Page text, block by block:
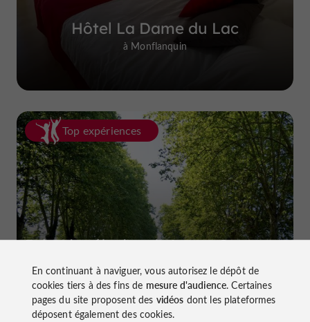
Hôtel La Dame du Lac
à Monflanquin
Top expériences
Faire du vélo dans le Lot-et-Garonne :
En continuant à naviguer, vous autorisez le dépôt de
cookies tiers à des fins de mesure d'audience. Certaines
pages du site proposent des vidéos dont les plateformes
déposent également des cookies.